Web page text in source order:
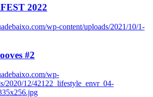
2022
wp-content/uploads/2021/10/1-
#2
wp-
2020/12/42122_lifestyle_envr_04-